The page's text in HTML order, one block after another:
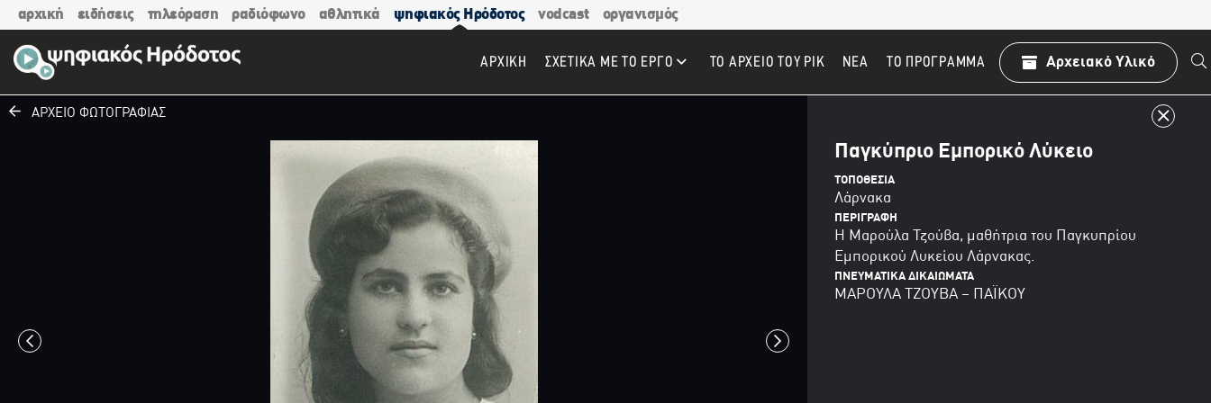
αρχική ειδήσεις τηλεόραση ραδιόφωνο αθλητικά ψηφιακός Ηρόδοτος vodcast οργανισμός
ΑΡΧΙΚΉ ΣΧΕΤΙΚΑ ΜΕ ΤΟ ΕΡΓΟ ΤΟ ΑΡΧΕΙΟ ΤΟΥ ΡΙΚ ΝΕΑ TO ΠΡΌΓΡΑΜΜΑ Αρχειακό Υλικό
ΑΡΧΕΙΟ ΦΩΤΟΓΡΑΦΙΑΣ
Παγκύπριο Εμπορικό Λύκειο
ΤΟΠΟΘΕΣΊΑ
Λάρνακα
ΠΕΡΙΓΡΑΦΉ
Η Μαρούλα Τζούβα, μαθήτρια του Παγκυπρίου
Εμπορικού Λυκείου Λάρνακας.
ΠΝΕΥΜΑΤΙΚΆ ΔΙΚΑΙΏΜΑΤΑ
ΜΑΡΟΥΛΑ ΤΖΟΥΒΑ – ΠΑΪΚΟΥ